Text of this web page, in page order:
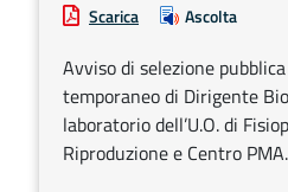
Scarica Ascolta
Avviso di selezione
temporaneo di Dirigente
laboratorio dell’U.O. di
Riproduzione e Centro PMA.